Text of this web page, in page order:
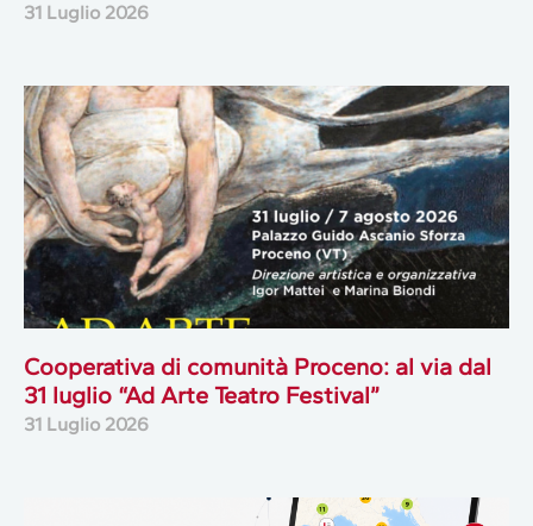
31 Luglio 2026
Cooperativa di comunità Proceno: al via dal
31 luglio “Ad Arte Teatro Festival”
31 Luglio 2026